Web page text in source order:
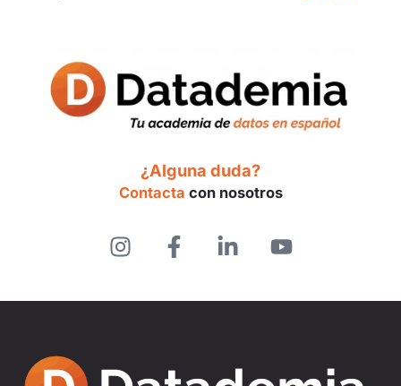
¿Alguna duda?
Contacta con nosotros